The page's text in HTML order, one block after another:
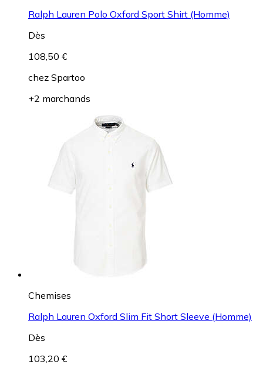
Ralph Lauren Polo Oxford Sport Shirt (Homme)
Dès
108,50 €
chez Spartoo
+2 marchands
Chemises
Ralph Lauren Oxford Slim Fit Short Sleeve (Homme)
Dès
103,20 €